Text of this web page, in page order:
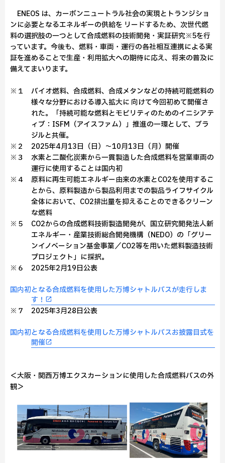
ENEOS は、カーボンニュートラル社会の実現とトランジショ
ンに必要となるエネルギーの供給を リードするため、次世代燃
料の選択肢の一つとして合成燃料の技術開発・実証研究※5を行
っています。今後も、燃料・車両・運行の各社相互連携による実
証を進めることで生産・利用拡大への期待に応え、将来の普及に
備えてまいります。
※１ バイオ燃料、合成燃料、合成メタンなどの持続可能燃料の
様々な分野における導入拡大に 向けて今回初めて開催さ
れた。「持続可能な燃料とモビリティのためのイニシアテ
ィブ：ISFM（アイスファム）」推進の一環として、ブラ
ジルと共催。
※２ 2025年4月13日（日）～10月13日（月）開催
※３ 水素と二酸化炭素から一貫製造した合成燃料を営業車両の
運行に使用することは国内初
※４ 原料に再生可能エネルギー由来の水素とCO2を使用するこ
とから、原料製造から製品利用までの製品ライフサイクル
全体において、CO2排出量を抑えることのできるクリーン
な燃料
※５ CO2からの合成燃料技術製造開発が、国立研究開発法人新
エネルギー・産業技術総合開発機構（NEDO）の「グリー
ンイノベーション基金事業／CO2等を用いた燃料製造技術
プロジェクト」に採択。
※６ 2025年2月19日公表
国内初となる合成燃料を使用した万博シャトルバスが走行しま
す！
※７ 2025年3月28日公表
国内初となる合成燃料を使用した万博シャトルバスお披露目式を
開催
＜大阪・関西万博エクスカーションに使用した合成燃料バスの外
観＞